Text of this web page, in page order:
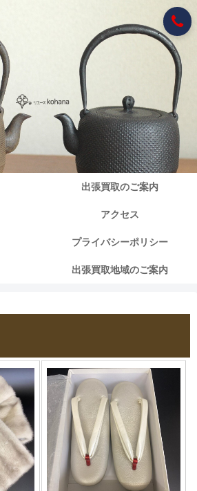
出張買取のご案内
アクセス
プライバシーポリシー
出張買取地域のご案内